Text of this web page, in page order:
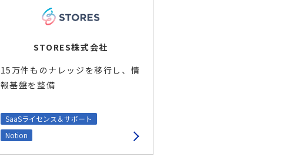
STORES株式会社
15万件ものナレッジを移行し、情
報基盤を整備
SaaSライセンス＆サポート
Notion